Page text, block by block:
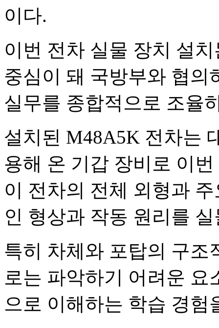
이다.
이번 전차 실물 장치 설
중심이 돼 국방부와 협의
실무를 종합적으로 조율
설치된 M48A5K 전차는
용해 온 기갑 장비로 이
이 전차의 전체 외형과
인 형상과 작동 원리를
특히 차체와 포탑의 구조
로는 파악하기 어려운 요
으로 이해하는 학습 경험